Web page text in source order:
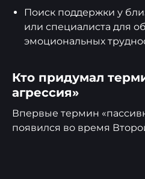
Поиск поддержки у
или специалиста для
эмоциональных
Кто придумал
агрессия»
Впервые термин
появился во время